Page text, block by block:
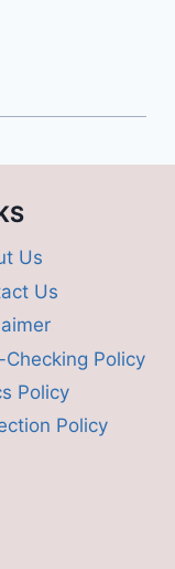
Us
Us
Checking Policy
Policy
Policy